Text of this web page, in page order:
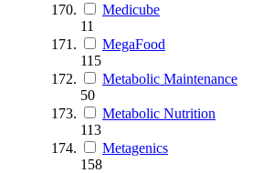
Medicube
11
MegaFood
115
Metabolic Maintenance
50
Metabolic Nutrition
113
Metagenics
158